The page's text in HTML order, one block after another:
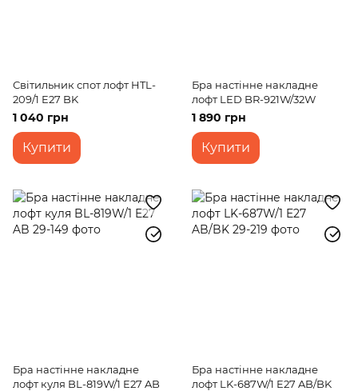
Світильник спот лофт HTL-
209/1 E27 BK
1 040 грн
Купити
Бра настінне накладне
лофт LED BR-921W/32W
1 890 грн
Купити
Бра настінне накладне
лофт куля BL-819W/1 E27 AB
Бра настінне накладне
лофт LK-687W/1 E27 AB/BK